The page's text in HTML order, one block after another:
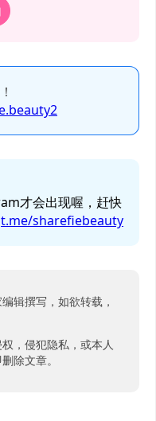
才会出现喔，赶快
t.me/sharefiebeauty
辑撰写，如欲转载，
，侵犯隐私，或本人
除文章。